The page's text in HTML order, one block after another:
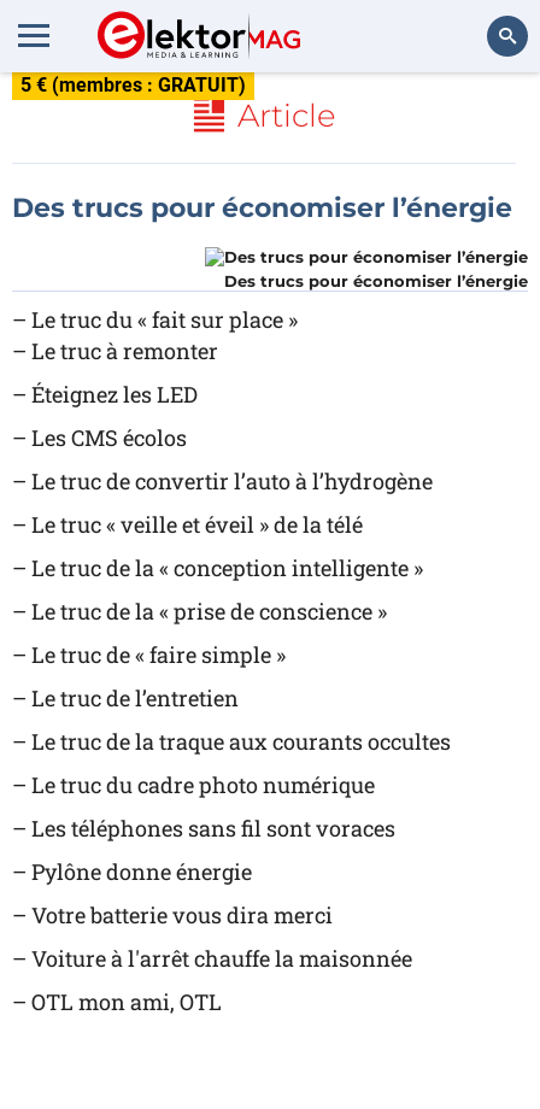
5 € (membres : GRATUIT)
Article
Des trucs pour économiser l’énergie
Des trucs pour économiser l’énergie
– Le truc du « fait sur place »
– Le truc à remonter
– Éteignez les LED
– Les CMS écolos
– Le truc de convertir l’auto à l’hydrogène
– Le truc « veille et éveil » de la télé
– Le truc de la « conception intelligente »
– Le truc de la « prise de conscience »
– Le truc de « faire simple »
– Le truc de l’entretien
– Le truc de la traque aux courants occultes
– Le truc du cadre photo numérique
– Les téléphones sans fil sont voraces
– Pylône donne énergie
– Votre batterie vous dira merci
– Voiture à l'arrêt chauffe la maisonnée
– OTL mon ami, OTL